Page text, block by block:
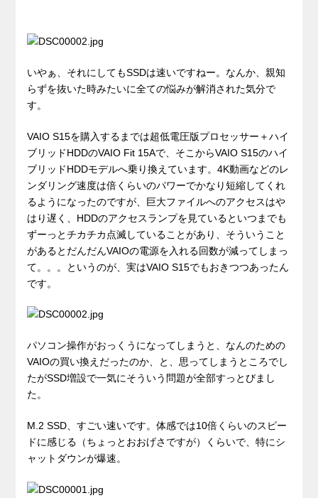
いやぁ、それにしてもSSDは速いですねー。なんか、親知
らずを抜いた時みたいに全ての悩みが解消された気分で
す。
VAIO S15を購入するまでは超低電圧版プロセッサー＋ハイ
ブリッドHDDのVAIO Fit 15Aで、そこからVAIO S15のハイ
ブリッドHDDモデルへ乗り換えています。4K動画などのレ
ンダリング速度は倍くらいのパワーでかなり短縮してくれ
るようになったのですが、巨大ファイルへのアクセスはや
はり遅く、HDDのアクセスランプを見ているといつまでも
ずーっとチカチカ点滅していることがあり、そういうこと
があるとだんだんVAIOの電源を入れる回数が減ってしまっ
て。。。というのが、実はVAIO S15でもおきつつあったん
です。
パソコン操作がおっくうになってしまうと、なんのための
VAIOの買い換えだったのか、と、思ってしまうところでし
たがSSD増設で一気にそういう問題が全部すっとびまし
た。
M.2 SSD、すごい速いです。体感では10倍くらいのスピー
ドに感じる（ちょっとおおげさですが）くらいで、特にシ
ャットダウンが爆速。